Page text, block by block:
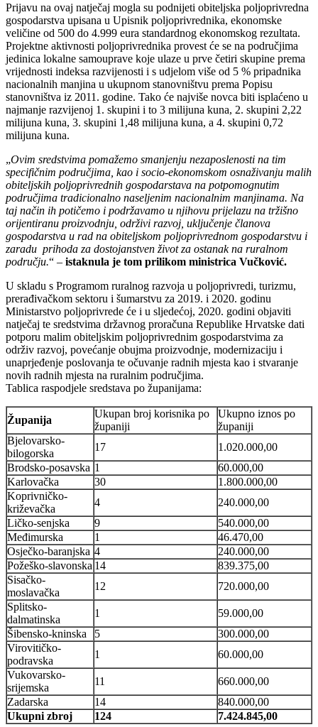
Prijavu na ovaj natječaj mogla su podnijeti obiteljska poljoprivredna
gospodarstva upisana u Upisnik poljoprivrednika, ekonomske
veličine od 500 do 4.999 eura standardnog ekonomskog rezultata.
Projektne aktivnosti poljoprivrednika provest će se na područjima
jedinica lokalne samouprave koje ulaze u prve četiri skupine prema
vrijednosti indeksa razvijenosti i s udjelom više od 5 % pripadnika
nacionalnih manjina u ukupnom stanovništvu prema Popisu
stanovništva iz 2011. godine. Tako će najviše novca biti isplaćeno u
najmanje razvijenoj 1. skupini i to 3 milijuna kuna, 2. skupini 2,22
milijuna kuna, 3. skupini 1,48 milijuna kuna, a 4. skupini 0,72
milijuna kuna.
„Ovim sredstvima pomažemo smanjenju nezaposlenosti na tim
specifičnim područjima, kao i socio-ekonomskom osnaživanju malih
obiteljskih poljoprivrednih gospodarstava na potpomognutim
područjima tradicionalno naseljenim nacionalnim manjinama. Na
taj način ih potičemo i podržavamo u njihovu prijelazu na tržišno
orijentiranu proizvodnju, održivi razvoj, uključenje članova
gospodarstva u rad na obiteljskom poljoprivrednom gospodarstvu i
zaradu prihoda za dostojanstven život za ostanak na ruralnom
području.“ – istaknula je tom prilikom ministrica Vučković.
U skladu s Programom ruralnog razvoja u poljoprivredi, turizmu,
prerađivačkom sektoru i šumarstvu za 2019. i 2020. godinu
Ministarstvo poljoprivrede će i u sljedećoj, 2020. godini objaviti
natječaj te sredstvima državnog proračuna Republike Hrvatske dati
potporu malim obiteljskim poljoprivrednim gospodarstvima za
održiv razvoj, povećanje obujma proizvodnje, modernizaciju i
unaprjeđenje poslovanja te očuvanje radnih mjesta kao i stvaranje
novih radnih mjesta na ruralnim područjima.
Tablica raspodjele sredstava po županijama:
Županija
Ukupan broj korisnika po
županiji
Ukupno iznos po
županiji
Bjelovarsko-
bilogorska
17
1.020.000,00
Brodsko-posavska 1
60.000,00
Karlovačka
30
1.800.000,00
Koprivničko-
križevačka
4
240.000,00
Ličko-senjska
9
540.000,00
Međimurska
1
46.470,00
Osječko-baranjska 4
240.000,00
Požeško-slavonska 14
839.375,00
Sisačko-
moslavačka
12
720.000,00
Splitsko-
dalmatinska
1
59.000,00
Šibensko-kninska
5
300.000,00
Virovitičko-
podravska
1
60.000,00
Vukovarsko-
srijemska
11
660.000,00
Zadarska
14
840.000,00
Ukupni zbroj
124 7.424.845,00